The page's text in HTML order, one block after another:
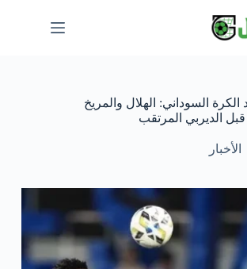
السوداني: الهلال والمريخ
الديربي المرتقب
الأخبار